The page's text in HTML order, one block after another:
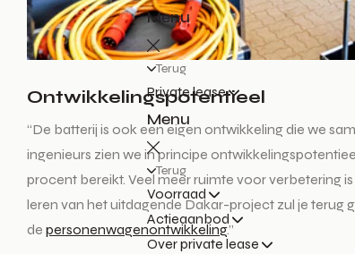
Menu
Terug
Private lease
Menu
Terug
Voorraad
Actieaanbod
Over private lease
Ontwikkelingspotentieel
“De batterij is ook een eigen ontwikkeling die we
ingenieurs zien we in principe
procent bereikt. Veel meer ruimte voor verbetering
leren van het uitdagende Dakar-project zul je terug
de personenwagenontwikkeling.”